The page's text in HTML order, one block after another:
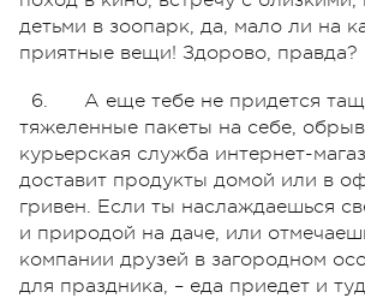
детьми в зоопарк, да, мало ли на
приятные вещи! Здорово, правда?
6. А еще тебе не придется
тяжеленные пакеты на себе,
курьерская служба интернет-
доставит продукты домой или в
гривен. Если ты наслаждаешься
и природой на даче, или
компании друзей в загородном
для праздника, – еда приедет и